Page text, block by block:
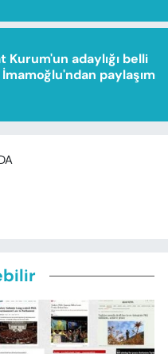
Kurum'un adaylığı belli
paylaşım